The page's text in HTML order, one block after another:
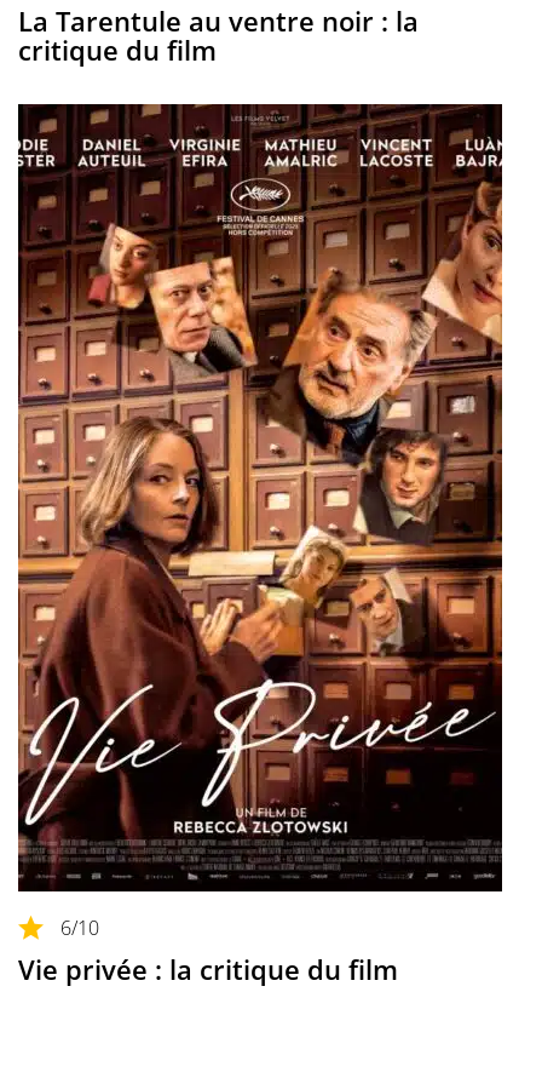
La Tarentule au ventre noir : la
critique du film
6/10
Vie privée : la critique du film